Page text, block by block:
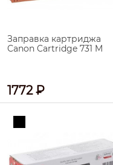
Заправка картриджа
Canon Cartridge 731 M
1772 ₽